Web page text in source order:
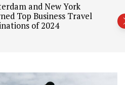
o
r
and New York
Top Business Travel
of 2024